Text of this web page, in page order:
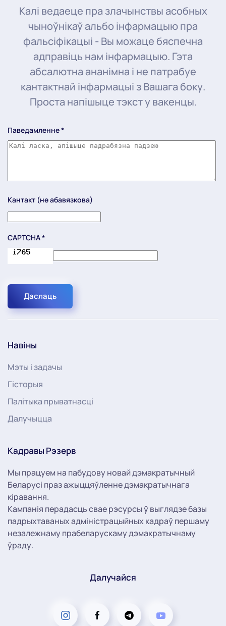
Калі ведаеце пра злачынствы асобных
чыноўнікаў альбо інфармацыю пра
фальсіфікацыі - Вы можаце бяспечна
адправіць нам інфармацыю. Гэта
абсалютна ананімна і не патрабуе
кантактнай інфармацыі з Вашага боку.
Проста напішыце тэкст у вакенцы.
Паведамленне*
Кантакт (не абавязкова)
CAPTCHA*
Даслаць
Навіны
Мэты і задачы
Гісторыя
Палітыка прыватнасці
Далучыцца
Кадравы Рэзерв
Мы працуем на пабудову новай дэмакратычный
Беларусі праз ажыццяўленне дэмакратычнага
кіравання.
Кампанія перадасць свае рэсурсы ў выглядзе базы
падрыхтаваных адміністрацыйных кадраў першаму
незалежнаму прабеларускаму дэмакратычнаму
ўраду.
Далучайся